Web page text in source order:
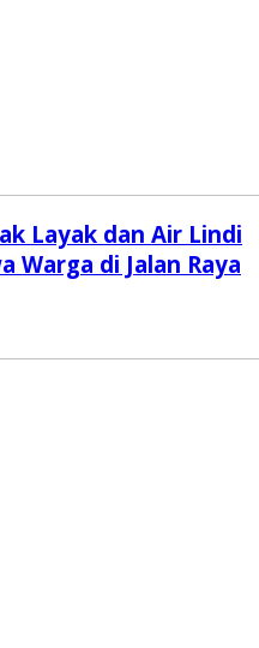
Layak dan Air Lindi
Warga di Jalan Raya